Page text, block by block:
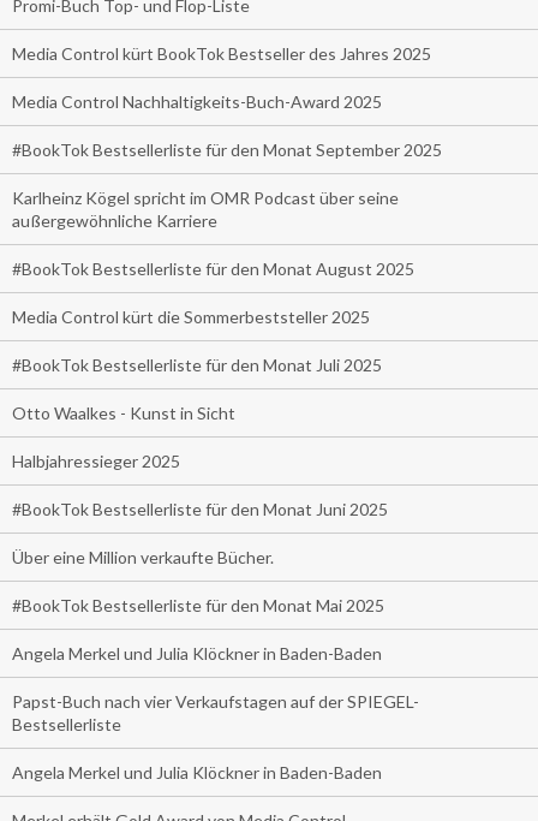
Promi-Buch Top- und Flop-Liste
Media Control kürt BookTok Bestseller des Jahres 2025
Media Control Nachhaltigkeits-Buch-Award 2025
#BookTok Bestsellerliste für den Monat September 2025
Karlheinz Kögel spricht im OMR Podcast über seine
außergewöhnliche Karriere
#BookTok Bestsellerliste für den Monat August 2025
Media Control kürt die Sommerbeststeller 2025
#BookTok Bestsellerliste für den Monat Juli 2025
Otto Waalkes - Kunst in Sicht
Halbjahressieger 2025
#BookTok Bestsellerliste für den Monat Juni 2025
Über eine Million verkaufte Bücher.
#BookTok Bestsellerliste für den Monat Mai 2025
Angela Merkel und Julia Klöckner in Baden-Baden
Papst-Buch nach vier Verkaufstagen auf der SPIEGEL-
Bestsellerliste
Angela Merkel und Julia Klöckner in Baden-Baden